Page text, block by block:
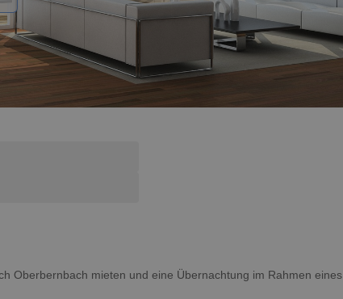
Oberbernbach mieten und eine Übernachtung im Rahmen eines